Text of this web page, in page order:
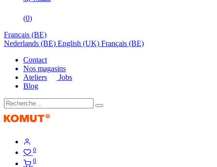
(0)
Français (BE)
Nederlands (BE) English (UK) Français (BE)
Contact
Nos magasins
Ateliers
Jobs
Blog
0
0